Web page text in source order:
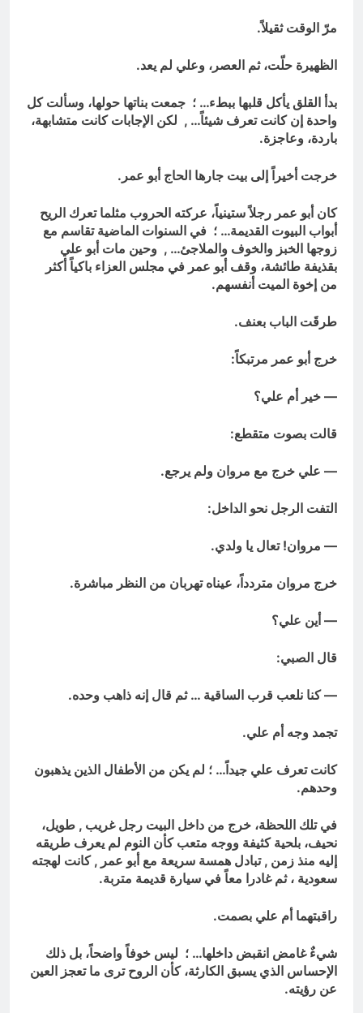
مرّ الوقت ثقيلاً.
الظهيرة حلّت، ثم العصر، وعلي لم يعد.
بدأ القلق يأكل قلبها ببطء… ؛ جمعت بناتها حولها، وسألت كل
واحدة إن كانت تعرف شيئاً… , لكن الإجابات كانت متشابهة،
باردة، وعاجزة.
خرجت أخيراً إلى بيت جارها الحاج أبو عمر.
كان أبو عمر رجلاً ستينياً، عركته الحروب مثلما تعرك الريح
أبواب البيوت القديمة… ؛ في السنوات الماضية تقاسم مع
زوجها الخبز والخوف والملاجئ… , وحين مات أبو علي
بقذيفة طائشة، وقف أبو عمر في مجلس العزاء باكياً أكثر
من إخوة الميت أنفسهم.
طرقَت الباب بعنف.
خرج أبو عمر مرتبكاً:
— خير أم علي؟
قالت بصوت متقطع:
— علي خرج مع مروان ولم يرجع.
التفت الرجل نحو الداخل:
— مروان! تعال يا ولدي.
خرج مروان متردداً، عيناه تهربان من النظر مباشرة.
— أين علي؟
قال الصبي:
— كنا نلعب قرب الساقية … ثم قال إنه ذاهب وحده.
تجمد وجه أم علي.
كانت تعرف علي جيداً… ؛ لم يكن من الأطفال الذين يذهبون
وحدهم.
في تلك اللحظة، خرج من داخل البيت رجل غريب , طويل،
نحيف، بلحية كثيفة ووجه متعب كأن النوم لم يعرف طريقه
إليه منذ زمن , تبادل همسة سريعة مع أبو عمر , كانت لهجته
سعودية ، ثم غادرا معاً في سيارة قديمة متربة.
راقبتهما أم علي بصمت.
شيءٌ غامض انقبض داخلها… ؛ ليس خوفاً واضحاً، بل ذلك
الإحساس الذي يسبق الكارثة، كأن الروح ترى ما تعجز العين
عن رؤيته.